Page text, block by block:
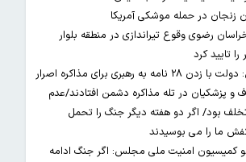
رضوی وقوع تیراندازی در منطقه بلوار
ابوترابی، نماینده مجلس: دولت با زدن ۲۸ نامه به رهبری برای مذاکره اصرار
و پزشکیان در تله مذاکره دشمن افتادند/عدم
بود/ اگر دو هفته دیگر جنگ را تحمل
ما را می بوسیدند
کمیسیون امنیت ملی مجلس: اگر جنگ ادامه